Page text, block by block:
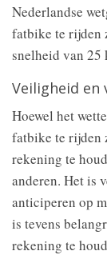
Nederlandse
fatbike te rijden
snelheid van 25
Veiligheid
Hoewel het
fatbike te rijden
rekening te
anderen. Het is
anticiperen op
is tevens
rekening te